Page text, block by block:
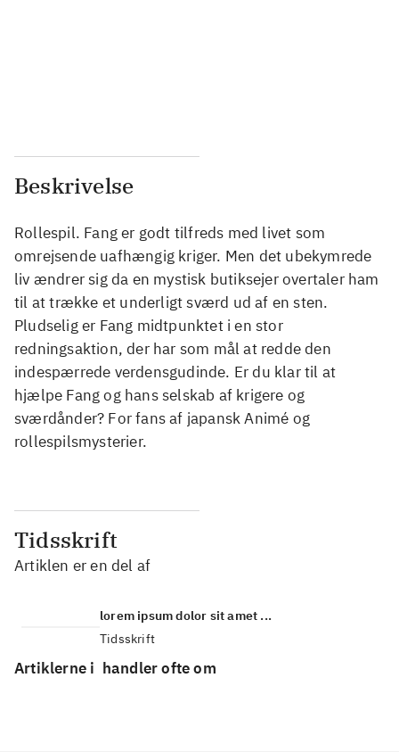
Beskrivelse
Rollespil. Fang er godt tilfreds med livet som
omrejsende uafhængig kriger. Men det ubekymrede
liv ændrer sig da en mystisk butiksejer overtaler ham
til at trække et underligt sværd ud af en sten.
Pludselig er Fang midtpunktet i en stor
redningsaktion, der har som mål at redde den
indespærrede verdensgudinde. Er du klar til at
hjælpe Fang og hans selskab af krigere og
sværdånder? For fans af japansk Animé og
rollespilsmysterier.
Tidsskrift
Artiklen er en del af
lorem ipsum dolor sit amet ...
Tidsskrift
Artiklerne i handler ofte om